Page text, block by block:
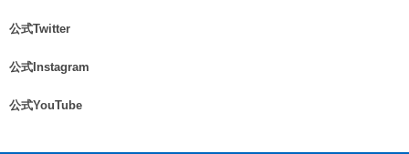
公式Twitter
公式Instagram
公式YouTube